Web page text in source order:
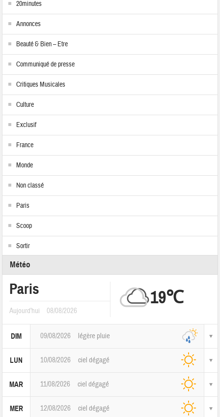
20minutes
Annonces
Beauté & Bien – Etre
Communiqué de presse
Critiques Musicales
Culture
Exclusif
France
Monde
Non classé
Paris
Scoop
Sortir
Météo
Paris
Aujourd'hui 08/08/2026
19℃
DIM 09/08/2026 légère pluie
LUN 10/08/2026 ciel dégagé
MAR 11/08/2026 ciel dégagé
MER 12/08/2026 ciel dégagé